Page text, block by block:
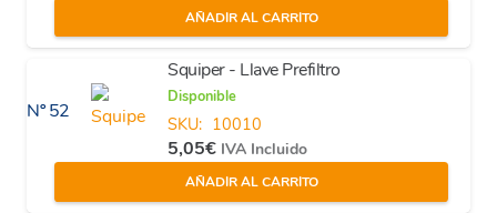
AÑADIR AL CARRITO
Nº 52
Squiper - Llave Prefiltro
Disponible
SKU: 10010
5,05€ IVA Incluido
AÑADIR AL CARRITO